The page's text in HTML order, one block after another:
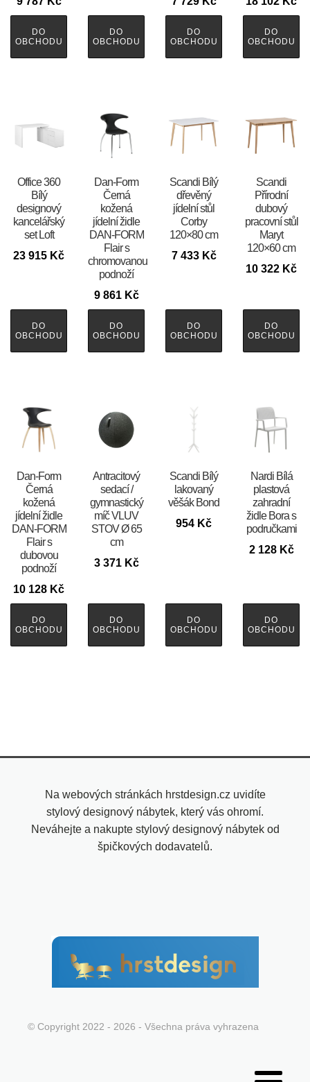
DO
OBCHODU
DO
OBCHODU
DO
OBCHODU
DO
OBCHODU
Office 360
Bílý
designový
kancelářský
set Loft
23 915 Kč
DO
OBCHODU
​​​​​Dan-Form
Černá
kožená
jídelní židle
DAN-FORM
Flair s
chromovanou
podnoží
9 861 Kč
DO
OBCHODU
Scandi Bílý
dřevěný
jídelní stůl
Corby
120×80 cm
7 433 Kč
DO
OBCHODU
Scandi
Přírodní
dubový
pracovní stůl
Maryt
120×60 cm
10 322 Kč
DO
OBCHODU
​​​​​Dan-Form
Černá
kožená
jídelní židle
DAN-FORM
Flair s
dubovou
podnoží
10 128 Kč
DO
OBCHODU
Antracitový
sedací /
gymnastický
míč VLUV
STOV Ø 65
cm
3 371 Kč
DO
OBCHODU
Scandi Bílý
lakovaný
věšák Bond
954 Kč
DO
OBCHODU
Nardi Bílá
plastová
zahradní
židle Bora s
područkami
2 128 Kč
DO
OBCHODU
Na webových stránkách hrstdesign.cz uvidíte
stylový designový nábytek, který vás ohromí.
Neváhejte a nakupte stylový designový nábytek od
špičkových dodavatelů.
© Copyright 2022 - 2026 - Všechna práva vyhrazena